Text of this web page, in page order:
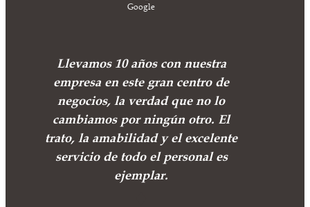
Google
Llevamos 10 años con nuestra
empresa en este gran centro de
negocios, la verdad que no lo
cambiamos por ningún otro. El
trato, la amabilidad y el excelente
servicio de todo el personal es
ejemplar.